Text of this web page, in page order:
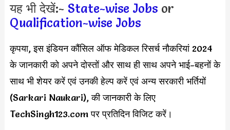
यह भी देखें:- State-wise Jobs or
Qualification-wise Jobs
कृपया, इस इंडियन कौंसिल ऑफ मेडिकल रिसर्च नौकरियां 2024
के जानकारी को अपने दोस्तों और साथ ही साथ अपने भाई-बहनों के
साथ भी शेयर करें एवं उनकी हेल्प करें एवं अन्य सरकारी भर्तियों
(Sarkari Naukari), की जानकारी के लिए
TechSingh123.com पर प्रतिदिन विजिट करें।